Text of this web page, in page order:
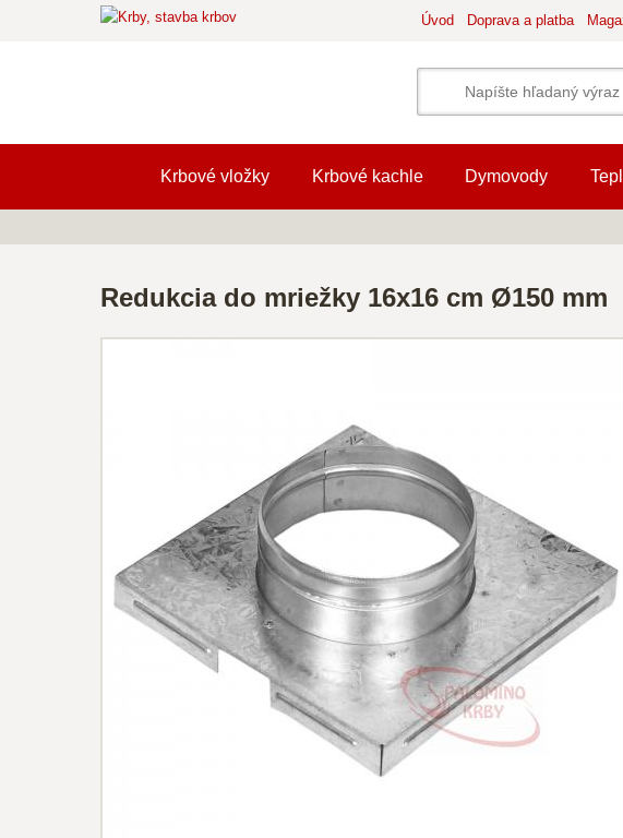
Úvod Doprava a platba
Krbové vložky Krbové kachle Dymovody
Redukcia do mriežky 16x16 cm Ø150 mm